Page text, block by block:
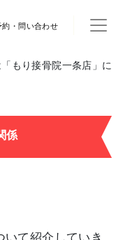
約・問い合わせ
もり接骨院一条店」に
係